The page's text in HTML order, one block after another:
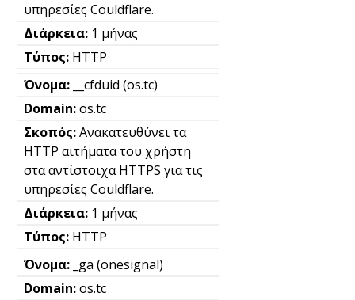
υπηρεσίες Couldflare.
1 μήνας
HTTP
__cfduid (os.tc)
os.tc
Ανακατευθύνει τα
HTTP αιτήματα του χρήστη
στα αντίστοιχα HTTPS για τις
υπηρεσίες Couldflare.
1 μήνας
HTTP
_ga (onesignal)
os.tc